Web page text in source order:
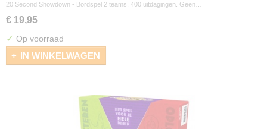
20 Second Showdown - Bordspel 2 teams, 400 uitdagingen. Geen…
€ 19,95
✓ Op voorraad
IN WINKELWAGEN